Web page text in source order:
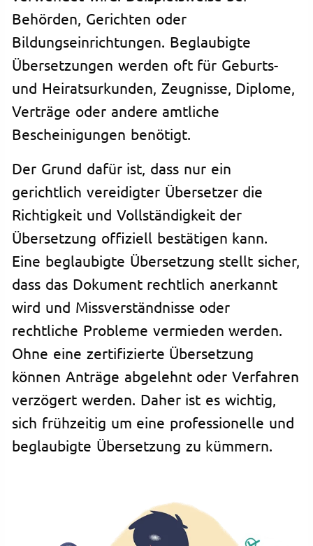
Behörden, Gerichten oder
Bildungseinrichtungen. Beglaubigte
Übersetzungen werden oft für Geburts-
und Heiratsurkunden, Zeugnisse, Diplome,
Verträge oder andere amtliche
Bescheinigungen benötigt.
Der Grund dafür ist, dass nur ein
gerichtlich vereidigter Übersetzer die
Richtigkeit und Vollständigkeit der
Übersetzung offiziell bestätigen kann.
Eine beglaubigte Übersetzung stellt sicher,
dass das Dokument rechtlich anerkannt
wird und Missverständnisse oder
rechtliche Probleme vermieden werden.
Ohne eine zertifizierte Übersetzung
können Anträge abgelehnt oder Verfahren
verzögert werden. Daher ist es wichtig,
sich frühzeitig um eine professionelle und
beglaubigte Übersetzung zu kümmern.